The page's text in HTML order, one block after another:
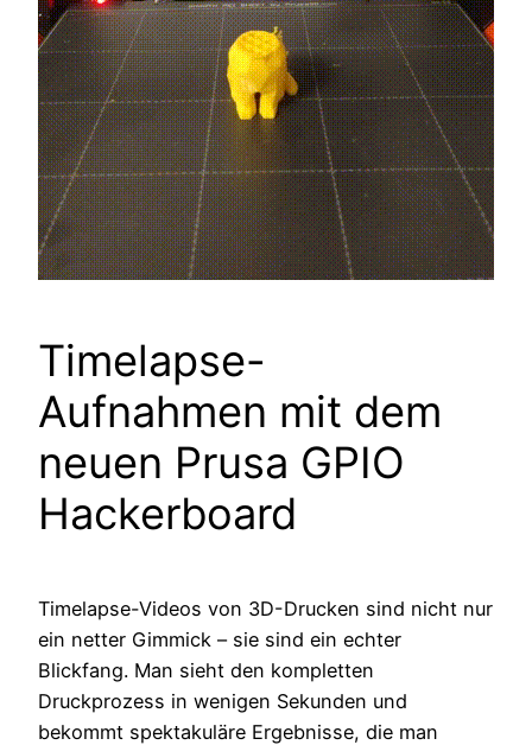
Timelapse-
Aufnahmen mit dem
neuen Prusa GPIO
Hackerboard
Timelapse-Videos von 3D-Drucken sind nicht nur
ein netter Gimmick – sie sind ein echter
Blickfang. Man sieht den kompletten
Druckprozess in wenigen Sekunden und
bekommt spektakuläre Ergebnisse, die man